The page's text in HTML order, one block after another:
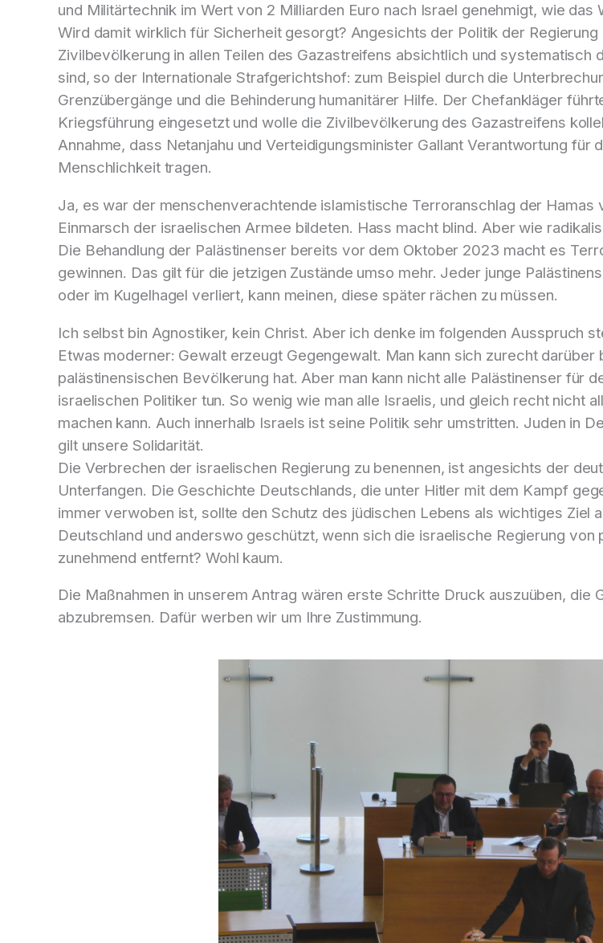
und Militärtechnik im Wert von 2 Milliarden Euro nach Israel genehmigt, wie
Wird damit wirklich für Sicherheit gesorgt? Angesichts der Politik der
Zivilbevölkerung in allen Teilen des Gazastreifens absichtlich und
sind, so der Internationale Strafgerichtshof: zum Beispiel durch die
Grenzübergänge und die Behinderung humanitärer Hilfe. Der Chefankläger
Kriegsführung eingesetzt und wolle die Zivilbevölkerung des Gazastreifens
Annahme, dass Netanjahu und Verteidigungsminister Gallant Verantwortung
Menschlichkeit tragen.
Ja, es war der menschenverachtende islamistische Terroranschlag der Hamas
Einmarsch der israelischen Armee bildeten. Hass macht blind. Aber wie
Die Behandlung der Palästinenser bereits vor dem Oktober 2023 macht es
gewinnen. Das gilt für die jetzigen Zustände umso mehr. Jeder junge
oder im Kugelhagel verliert, kann meinen, diese später rächen zu müssen.
Ich selbst bin Agnostiker, kein Christ. Aber ich denke im folgenden Ausspruch
Etwas moderner: Gewalt erzeugt Gegengewalt. Man kann sich zurecht
palästinensischen Bevölkerung hat. Aber man kann nicht alle Palästinenser für
israelischen Politiker tun. So wenig wie man alle Israelis, und gleich recht nicht
machen kann. Auch innerhalb Israels ist seine Politik sehr umstritten. Juden in
gilt unsere Solidarität.
Die Verbrechen der israelischen Regierung zu benennen, ist angesichts der
Unterfangen. Die Geschichte Deutschlands, die unter Hitler mit dem Kampf
immer verwoben ist, sollte den Schutz des jüdischen Lebens als wichtiges Ziel
Deutschland und anderswo geschützt, wenn sich die israelische Regierung
zunehmend entfernt? Wohl kaum.
Die Maßnahmen in unserem Antrag wären erste Schritte Druck auszuüben,
abzubremsen. Dafür werben wir um Ihre Zustimmung.